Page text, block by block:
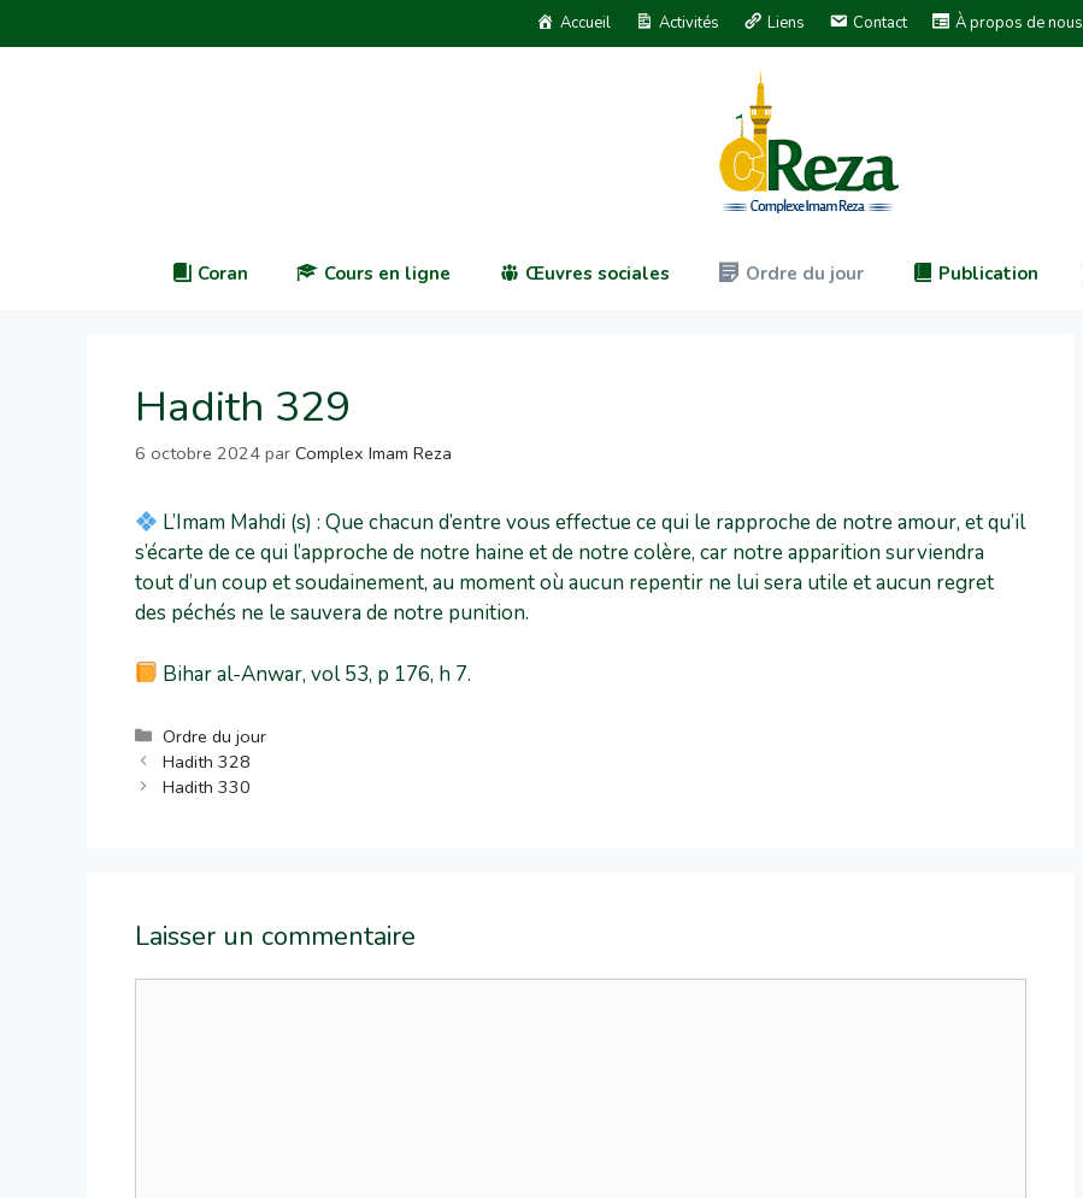
Accueil Activités Liens Contact À propos de nous
Coran Cours en ligne Œuvres sociales Ordre du jour Publication
Hadith 329
6 octobre 2024 par Complex Imam Reza
L’Imam Mahdi (s) : Que chacun d’entre vous effectue ce qui le rapproche de notre amour, et qu’il
s’écarte de ce qui l’approche de notre haine et de notre colère, car notre apparition surviendra
tout d’un coup et soudainement, au moment où aucun repentir ne lui sera utile et aucun regret
des péchés ne le sauvera de notre punition.
Bihar al-Anwar, vol 53, p 176, h 7.
Ordre du jour
Hadith 328
Hadith 330
Laisser un commentaire